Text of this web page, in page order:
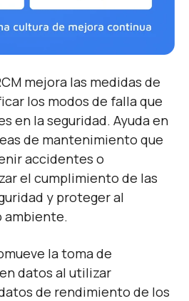
mejora las medidas de
los modos de falla que
en la seguridad. Ayuda en
de mantenimiento que
accidentes o
el cumplimiento de las
y proteger al
ambiente.
la toma de
datos al utilizar
de rendimiento de los